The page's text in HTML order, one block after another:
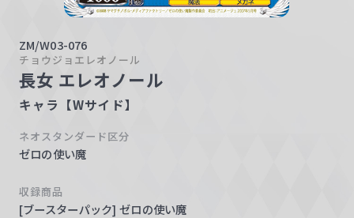
ZM/W03-076
チョウジョエレオノール
長女 エレオノール
キャラ【Wサイド】
ネオスタンダード区分
ゼロの使い魔
収録商品
[ブースターパック] ゼロの使い魔